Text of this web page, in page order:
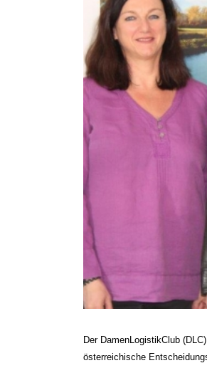
Der DamenLogistikClub
österreichische